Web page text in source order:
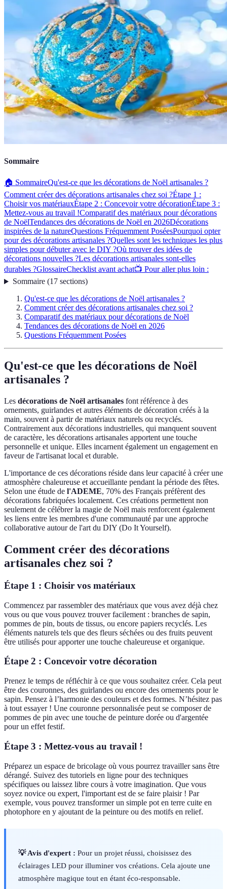
Sommaire
🏠 SommaireQu'est-ce que les décorations de Noël artisanales ?
Comment créer des décorations artisanales chez soi ?Étape 1 :
Choisir vos matériauxÉtape 2 : Concevoir votre décorationÉtape 3 :
Mettez-vous au travail !Comparatif des matériaux pour décorations
de NoëlTendances des décorations de Noël en 2026Décorations
inspirées de la natureQuestions Fréquemment PoséesPourquoi opter
pour des décorations artisanales ?Quelles sont les techniques les plus
simples pour débuter avec le DIY ?Où trouver des idées de
décorations nouvelles ?Les décorations artisanales sont-elles
durables ?GlossaireChecklist avant achat📺 Pour aller plus loin :
Sommaire(17 sections)
Qu'est-ce que les décorations de Noël artisanales ?
Comment créer des décorations artisanales chez soi ?
Comparatif des matériaux pour décorations de Noël
Tendances des décorations de Noël en 2026
Questions Fréquemment Posées
Qu'est-ce que les décorations de Noël
artisanales ?
Les décorations de Noël artisanales font référence à des
ornements, guirlandes et autres éléments de décoration créés à la
main, souvent à partir de matériaux naturels ou recyclés.
Contrairement aux décorations industrielles, qui manquent souvent
de caractère, les décorations artisanales apportent une touche
personnelle et unique. Elles incarnent également un engagement en
faveur de l'artisanat local et durable.
L'importance de ces décorations réside dans leur capacité à créer une
atmosphère chaleureuse et accueillante pendant la période des fêtes.
Selon une étude de l'ADEME, 70% des Français préfèrent des
décorations fabriquées localement. Ces créations permettent non
seulement de célébrer la magie de Noël mais renforcent également
les liens entre les membres d'une communauté par une approche
collaborative autour de l'art du DIY (Do It Yourself).
Comment créer des décorations
artisanales chez soi ?
Étape 1 : Choisir vos matériaux
Commencez par rassembler des matériaux que vous avez déjà chez
vous ou que vous pouvez trouver facilement : branches de sapin,
pommes de pin, bouts de tissus, ou encore papiers recyclés. Les
éléments naturels tels que des fleurs séchées ou des fruits peuvent
être utilisés pour apporter une touche chaleureuse et organique.
Étape 2 : Concevoir votre décoration
Prenez le temps de réfléchir à ce que vous souhaitez créer. Cela peut
être des couronnes, des guirlandes ou encore des ornements pour le
sapin. Pensez à l’harmonie des couleurs et des formes. N’hésitez pas
à tout essayer ! Une couronne personnalisée peut se composer de
pommes de pin avec une touche de peinture dorée ou d'argentée
pour un effet festif.
Étape 3 : Mettez-vous au travail !
Préparez un espace de bricolage où vous pourrez travailler sans être
dérangé. Suivez des tutoriels en ligne pour des techniques
spécifiques ou laissez libre cours à votre imagination. Que vous
soyez novice ou expert, l'important est de se faire plaisir ! Par
exemple, vous pouvez transformer un simple pot en terre cuite en
photophore en y ajoutant de la peinture ou des motifs en relief.
💡 Avis d'expert : Pour un projet réussi, choisissez des
éclairages LED pour illuminer vos créations. Cela ajoute une
atmosphère magique tout en étant éco-responsable.